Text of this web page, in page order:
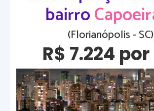
bairro
(Florianópolis - SC)
R$ 7.224 por